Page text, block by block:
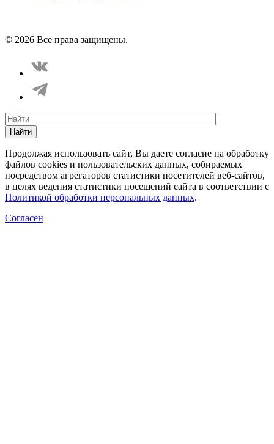
© 2026 Все права защищены.
Найти
Продолжая использовать сайт, Вы даете согласие на обработку
файлов cookies и пользовательских данных, собираемых
посредством агрегаторов статистики посетителей веб-сайтов,
в целях ведения статистики посещений сайта в соответствии с
Политикой обработки персональных данных.
Согласен